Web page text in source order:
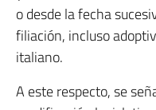
o desde la fecha
filiación, incluso
italiano.
A este respecto, se